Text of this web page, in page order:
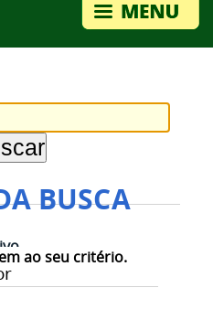
BUSCA
ao seu critério.